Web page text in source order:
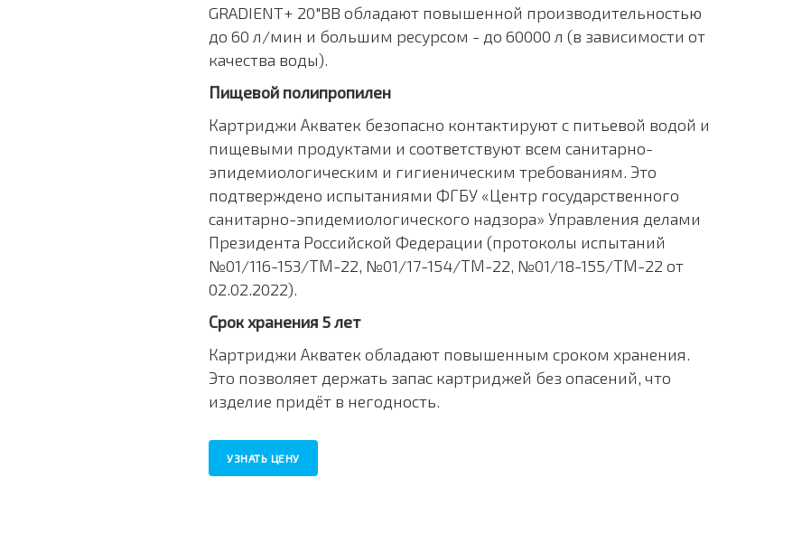
GRADIENT+ 20"BB обладают повышенной производительностью
до 60 л/мин и большим ресурсом - до 60000 л (в зависимости от
качества воды).
Пищевой полипропилен
Картриджи Акватек безопасно контактируют с питьевой водой и
пищевыми продуктами и соответствуют всем санитарно-
эпидемиологическим и гигиеническим требованиям. Это
подтверждено испытаниями ФГБУ «Центр государственного
санитарно-эпидемиологического надзора» Управления делами
Президента Российской Федерации (протоколы испытаний
№01/116-153/ТМ-22, №01/17-154/ТМ-22, №01/18-155/ТМ-22 от
02.02.2022).
Срок хранения 5 лет
Картриджи Акватек обладают повышенным сроком хранения.
Это позволяет держать запас картриджей без опасений, что
изделие придёт в негодность.
УЗНАТЬ ЦЕНУ